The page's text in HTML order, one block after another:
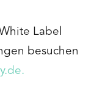
Label
besuchen